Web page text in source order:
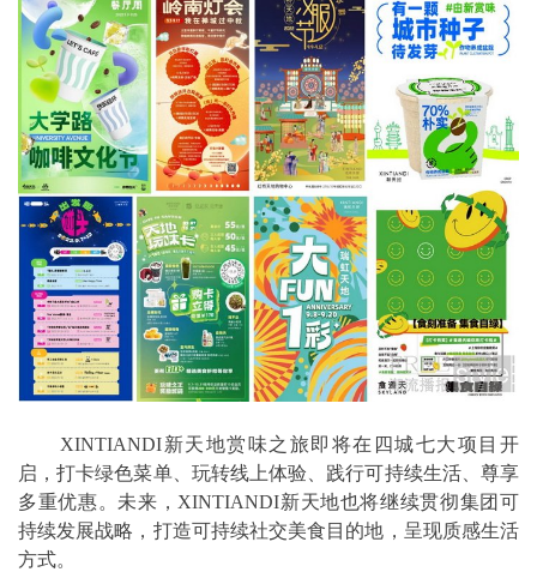
XINTIANDI新天地赏味之旅即将在四城七大项目开
启，打卡绿色菜单、玩转线上体验、践行可持续生活、尊享
多重优惠。未来，XINTIANDI新天地也将继续贯彻集团可
持续发展战略，打造可持续社交美食目的地，呈现质感生活
方式。